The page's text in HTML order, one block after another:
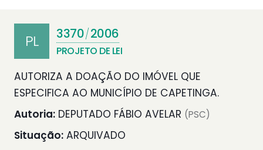
PL 3370/2006
PROJETO DE LEI
AUTORIZA A DOAÇÃO DO IMÓVEL QUE
ESPECIFICA AO MUNICÍPIO DE CAPETINGA.
Autoria: DEPUTADO FÁBIO AVELAR (PSC)
Situação: ARQUIVADO